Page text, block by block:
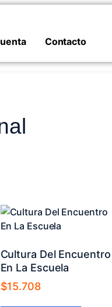
Contacto
Cultura Del Encuentro
En La Escuela
$15.708